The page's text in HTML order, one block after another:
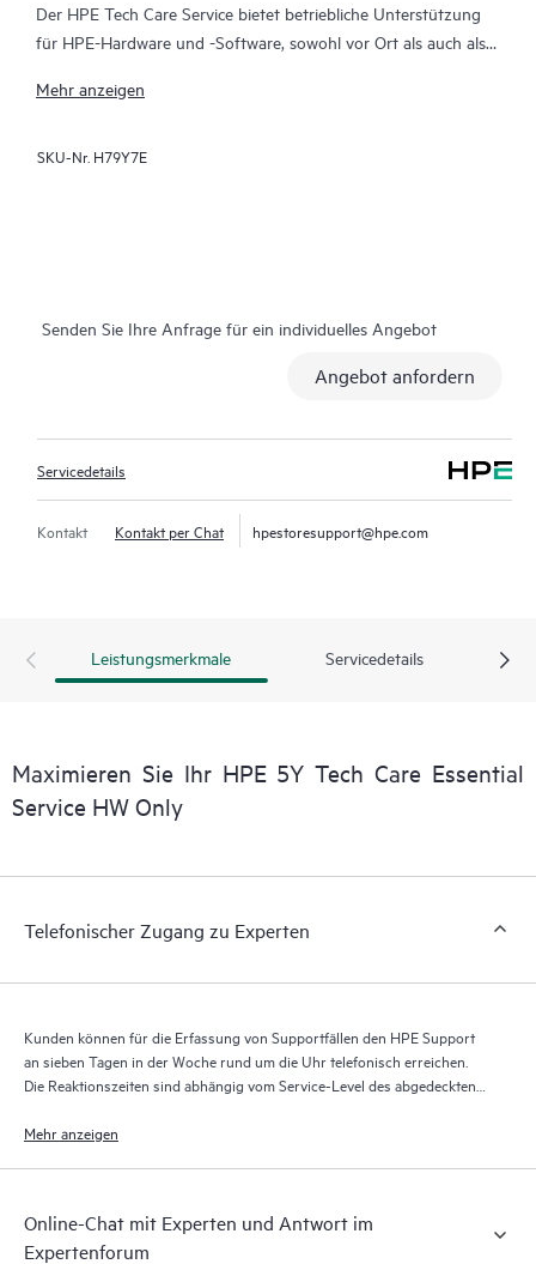
Der HPE Tech Care Service bietet betriebliche Unterstützung
für HPE-Hardware und -Software, sowohl vor Ort als auch als
Kerngeschäft zu fokussieren und auszubauen, indem proaktiv
Probleme anzugehen. Dieser Service bietet direkten Zugang zu
und erhalten Beratung zu Betrieb, Management und Sicherheit
erweiterten HPE-Serviceportal, das umsetzbare Daten, Asset-
Wissensressourcen bietet.
Mehr anzeigen
SKU-Nr. H79Y7E
Senden Sie Ihre Anfrage für ein individuelles Angebot
Angebot anfordern
Servicedetails
Kontakt Kontakt per Chat hpestoresupport@hpe.com
Leistungsmerkmale Servicedetails
Maximieren Sie Ihr HPE 5Y Tech Care Essential
Service HW Only
Telefonischer Zugang zu Experten
Kunden können für die Erfassung von Supportfällen den HPE Support
an sieben Tagen in der Woche rund um die Uhr telefonisch erreichen.
Die Reaktionszeiten sind abhängig vom Service-Level des abgedeckten
Mehr anzeigen
Online-Chat mit Experten und Antwort im
Expertenforum